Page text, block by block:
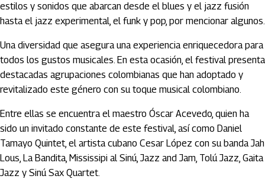
estilos y sonidos que abarcan desde el blues y el jazz fusión
hasta el jazz experimental, el funk y pop, por mencionar algunos.
Una diversidad que asegura una experiencia enriquecedora para
todos los gustos musicales. En esta ocasión, el festival presenta
destacadas agrupaciones colombianas que han adoptado y
revitalizado este género con su toque musical colombiano.
Entre ellas se encuentra el maestro Óscar Acevedo, quien ha
sido un invitado constante de este festival, así como Daniel
Tamayo Quintet, el artista cubano Cesar López con su banda Jah
Lous, La Bandita, Mississipi al Sinú, Jazz and Jam, Tolú Jazz, Gaita
Jazz y Sinú Sax Quartet.